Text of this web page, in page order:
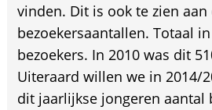
vinden. Dit is ook te zien
bezoekersaantallen. Totaal
bezoekers. In 2010 was dit
Uiteraard willen we in 2014/
dit jaarlijkse jongeren aantal